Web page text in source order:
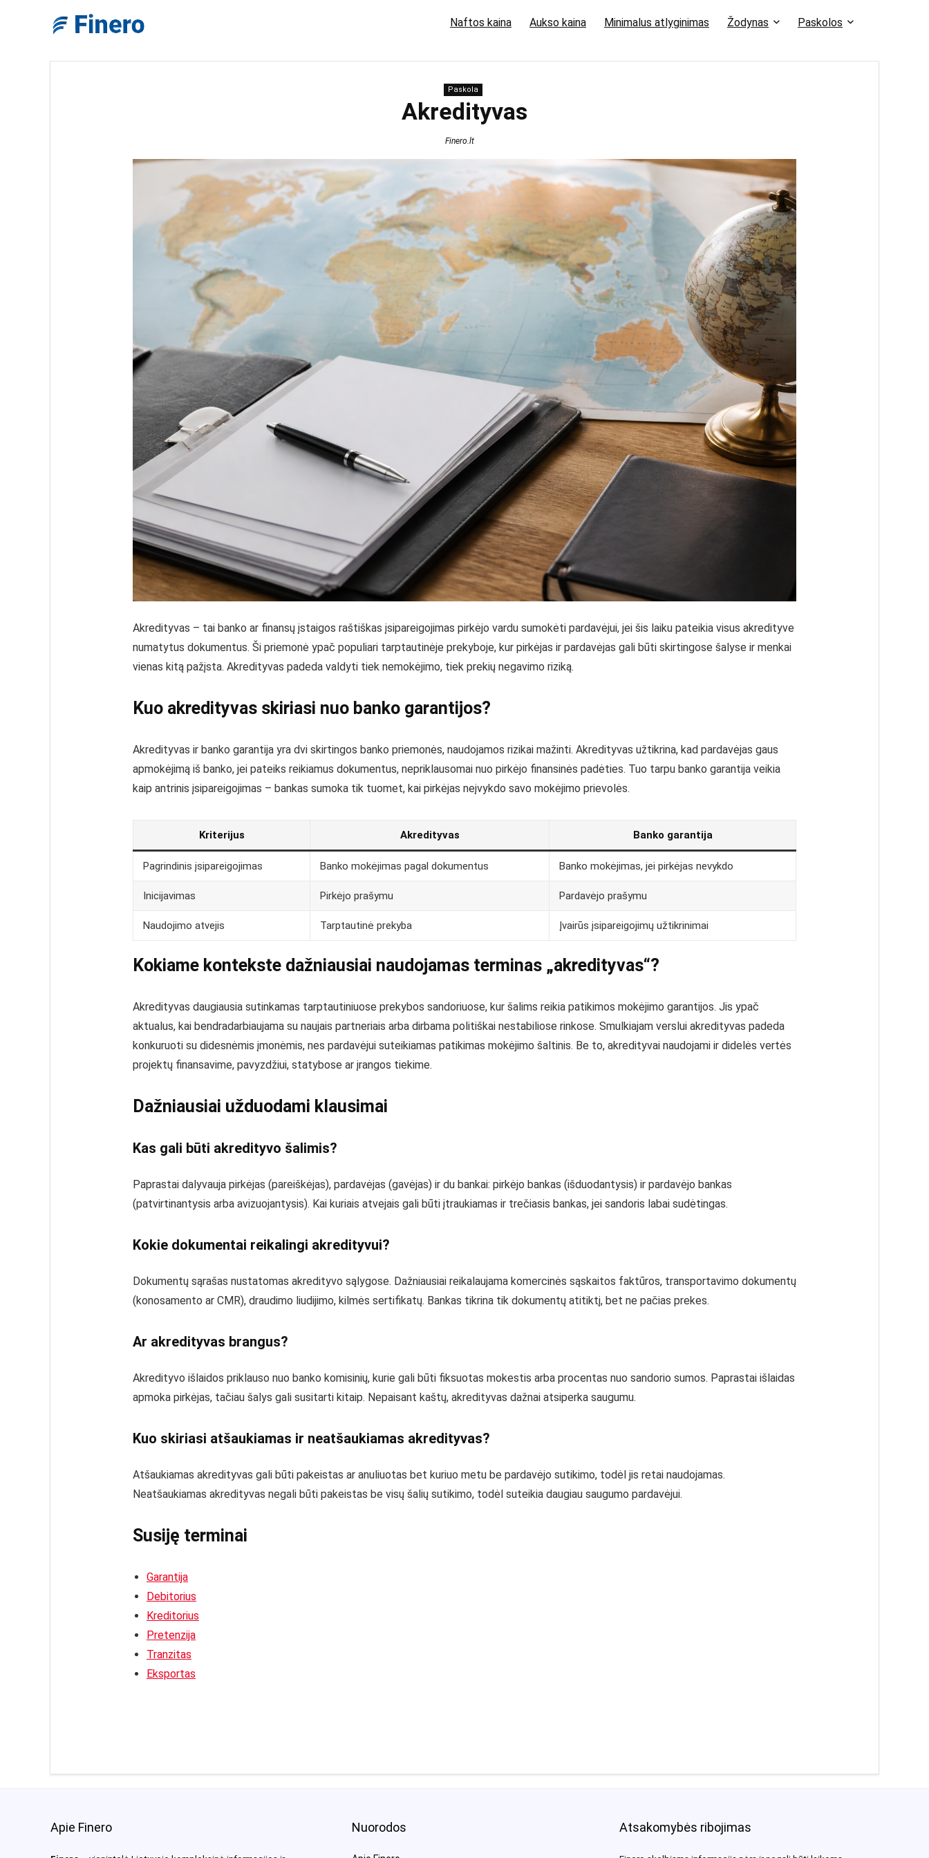
Naftos kaina Aukso kaina Minimalus atlyginimas Žodynas Paskolos
Paskola
Akredityvas
Finero.lt
Akredityvas – tai banko ar finansų įstaigos raštiškas įsipareigojimas pirkėjo vardu sumokėti pardavėjui, jei šis laiku pateikia visus akredityve
numatytus dokumentus. Ši priemonė ypač populiari tarptautinėje prekyboje, kur pirkėjas ir pardavėjas gali būti skirtingose šalyse ir menkai
vienas kitą pažįsta. Akredityvas padeda valdyti tiek nemokėjimo, tiek prekių negavimo riziką.
Kuo akredityvas skiriasi nuo banko garantijos?
Akredityvas ir banko garantija yra dvi skirtingos banko priemonės, naudojamos rizikai mažinti. Akredityvas užtikrina, kad pardavėjas gaus
apmokėjimą iš banko, jei pateiks reikiamus dokumentus, nepriklausomai nuo pirkėjo finansinės padėties. Tuo tarpu banko garantija veikia
kaip antrinis įsipareigojimas – bankas sumoka tik tuomet, kai pirkėjas neįvykdo savo mokėjimo prievolės.
Kriterijus Akredityvas Banko garantija
Pagrindinis įsipareigojimas Banko mokėjimas pagal dokumentus Banko mokėjimas, jei pirkėjas nevykdo
Inicijavimas Pirkėjo prašymu Pardavėjo prašymu
Naudojimo atvejis Tarptautinė prekyba Įvairūs įsipareigojimų užtikrinimai
Kokiame kontekste dažniausiai naudojamas terminas „akredityvas“?
Akredityvas daugiausia sutinkamas tarptautiniuose prekybos sandoriuose, kur šalims reikia patikimos mokėjimo garantijos. Jis ypač
aktualus, kai bendradarbiaujama su naujais partneriais arba dirbama politiškai nestabiliose rinkose. Smulkiajam verslui akredityvas padeda
konkuruoti su didesnėmis įmonėmis, nes pardavėjui suteikiamas patikimas mokėjimo šaltinis. Be to, akredityvai naudojami ir didelės vertės
projektų finansavime, pavyzdžiui, statybose ar įrangos tiekime.
Dažniausiai užduodami klausimai
Kas gali būti akredityvo šalimis?
Paprastai dalyvauja pirkėjas (pareiškėjas), pardavėjas (gavėjas) ir du bankai: pirkėjo bankas (išduodantysis) ir pardavėjo bankas
(patvirtinantysis arba avizuojantysis). Kai kuriais atvejais gali būti įtraukiamas ir trečiasis bankas, jei sandoris labai sudėtingas.
Kokie dokumentai reikalingi akredityvui?
Dokumentų sąrašas nustatomas akredityvo sąlygose. Dažniausiai reikalaujama komercinės sąskaitos faktūros, transportavimo dokumentų
(konosamento ar CMR), draudimo liudijimo, kilmės sertifikatų. Bankas tikrina tik dokumentų atitiktį, bet ne pačias prekes.
Ar akredityvas brangus?
Akredityvo išlaidos priklauso nuo banko komisinių, kurie gali būti fiksuotas mokestis arba procentas nuo sandorio sumos. Paprastai išlaidas
apmoka pirkėjas, tačiau šalys gali susitarti kitaip. Nepaisant kaštų, akredityvas dažnai atsiperka saugumu.
Kuo skiriasi atšaukiamas ir neatšaukiamas akredityvas?
Atšaukiamas akredityvas gali būti pakeistas ar anuliuotas bet kuriuo metu be pardavėjo sutikimo, todėl jis retai naudojamas.
Neatšaukiamas akredityvas negali būti pakeistas be visų šalių sutikimo, todėl suteikia daugiau saugumo pardavėjui.
Susiję terminai
Garantija
Debitorius
Kreditorius
Pretenzija
Tranzitas
Eksportas
Apie Finero Nuorodos Atsakomybės ribojimas